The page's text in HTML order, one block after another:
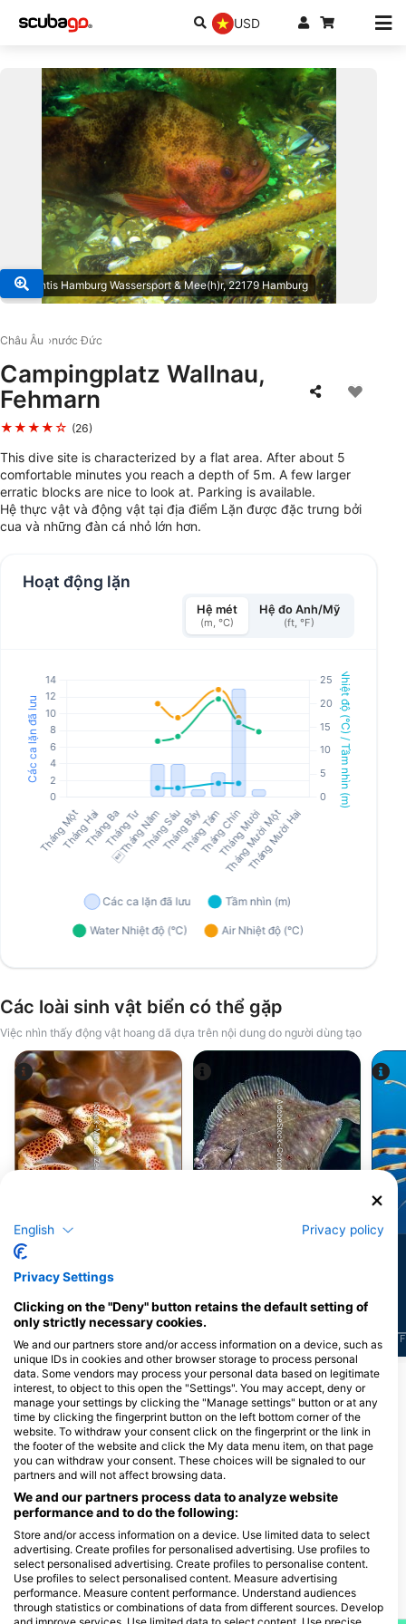
USD
© Atlantis Hamburg Wassersport & Mee(h)r, 22179 Hamburg
Châu Âu nước Đức
Campingplatz Wallnau,
Fehmarn
★★★★☆ (26)
This dive site is characterized by a flat area. After about 5
comfortable minutes you reach a depth of 5m. A few larger
erratic blocks are nice to look at. Parking is available.
Hệ thực vật và động vật tại địa điểm Lặn được đặc trưng bởi
cua và những đàn cá nhỏ lớn hơn.
Hoạt động lặn
Hệ mét
(m, °C)
Hệ đo Anh/Mỹ
(ft, °F)
Các loài sinh vật biển có thể gặp
Việc nhìn thấy động vật hoang dã dựa trên nội dung do người dùng tạo
iStock-Michael Zeigler
J S D
AdobeStock-Composer.
F M M S F
Các trung tâm lặn phục vụ tại điểm lặn
này
Atlantis Hamburg
Wassersport & Mee(h)r
Đức
Các địa lặn lân cận
English Privacy policy
Privacy Settings
Clicking on the "Deny" button retains the default setting of
only strictly necessary cookies.
We and our partners store and/or access information on a device, such as
unique IDs in cookies and other browser storage to process personal
data. Some vendors may process your personal data based on legitimate
interest, to object to this open the "Settings". You may accept, deny or
manage your settings by clicking the "Manage settings" button or at any
time by clicking the fingerprint button on the left bottom corner of the
website. To withdraw your consent click on the fingerprint or the link in
the footer of the website and click the My data menu item, on that page
you can withdraw your consent. These choices will be signaled to our
partners and will not affect browsing data.
We and our partners process data to analyze website
performance and to do the following:
Store and/or access information on a device. Use limited data to select
advertising. Create profiles for personalised advertising. Use profiles to
select personalised advertising. Create profiles to personalise content.
Use profiles to select personalised content. Measure advertising
performance. Measure content performance. Understand audiences
through statistics or combinations of data from different sources. Develop